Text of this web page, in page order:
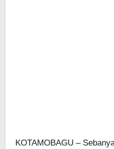
KOTAMOBAGU –